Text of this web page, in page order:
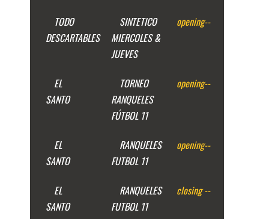
TODO
DESCARTABLES
SINTETICO
MIERCOLES &
JUEVES
opening--
EL
SANTO
TORNEO
RANQUELES
FÚTBOL 11
opening--
EL
SANTO
RANQUELES
FUTBOL 11
opening--
EL
SANTO
RANQUELES
FUTBOL 11
closing --